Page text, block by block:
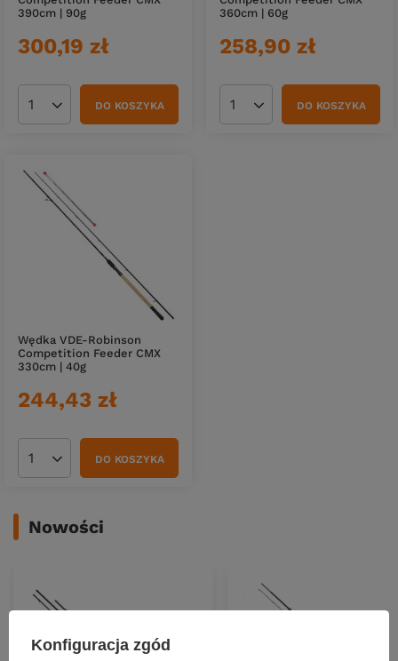
390cm | 90g
300,19 zł
Ilość produktówDO KOSZYKA
360cm | 60g
258,90 zł
Ilość produktówDO KOSZYKA
Wędka VDE-Robinson
Competition Feeder CMX
330cm | 40g
244,43 zł
Ilość produktówDO KOSZYKA
Nowości
Konfiguracja zgód